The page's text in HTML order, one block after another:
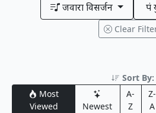
जवारा विसर्जन पं
Clear
Sort By:
Most
Viewed
Newest
A-
Z
Z-
A